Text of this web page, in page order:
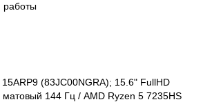
работы
(83JC00NGRA); 15.6" FullHD
144 Гц / AMD Ryzen 5 7235HS